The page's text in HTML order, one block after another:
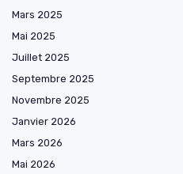
Mars 2025
Mai 2025
Juillet 2025
Septembre 2025
Novembre 2025
Janvier 2026
Mars 2026
Mai 2026